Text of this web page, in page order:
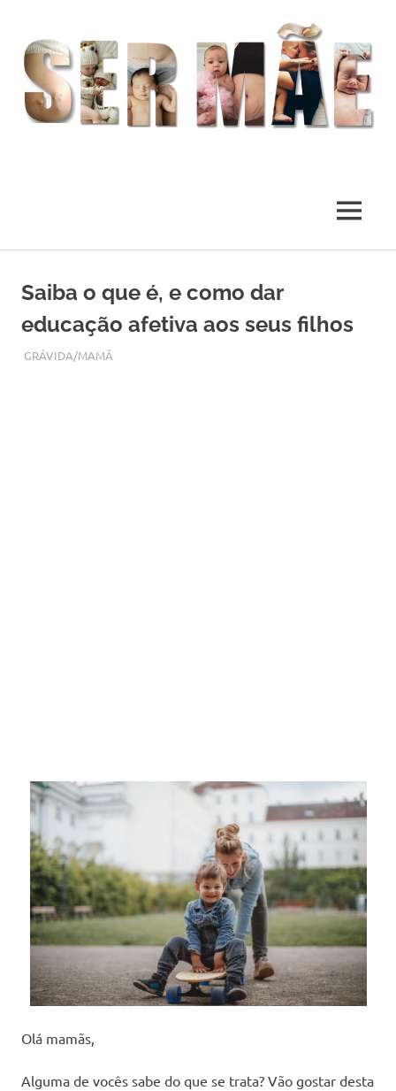
content
MENU
Saiba o que é, e como dar
educação afetiva aos seus filhos
JANEIRO 23, 2018
ADMIN
GRÁVIDA/MAMÃ
Olá mamãs,
Alguma de vocês sabe do que se trata? Vão gostar desta